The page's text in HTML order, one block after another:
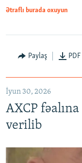
Ətraflı burada oxuyun
Paylaş PDF
İyun 30, 2026
AXCP
verilib